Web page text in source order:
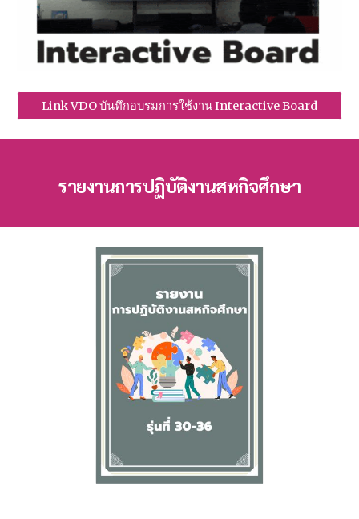
Link VDO บันทึกอบรมการใช้งาน Interactive Board
รายงานการปฏิบัติงานสหกิจศึกษา